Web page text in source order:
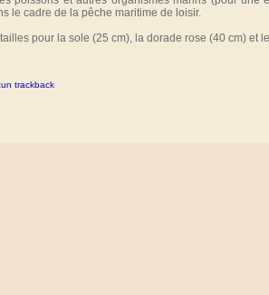
le cadre de la pêche maritime de loisir.
pour la sole (25 cm), la dorade rose (40 cm) et
trackback